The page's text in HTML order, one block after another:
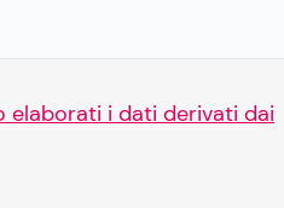
elaborati i dati derivati dai